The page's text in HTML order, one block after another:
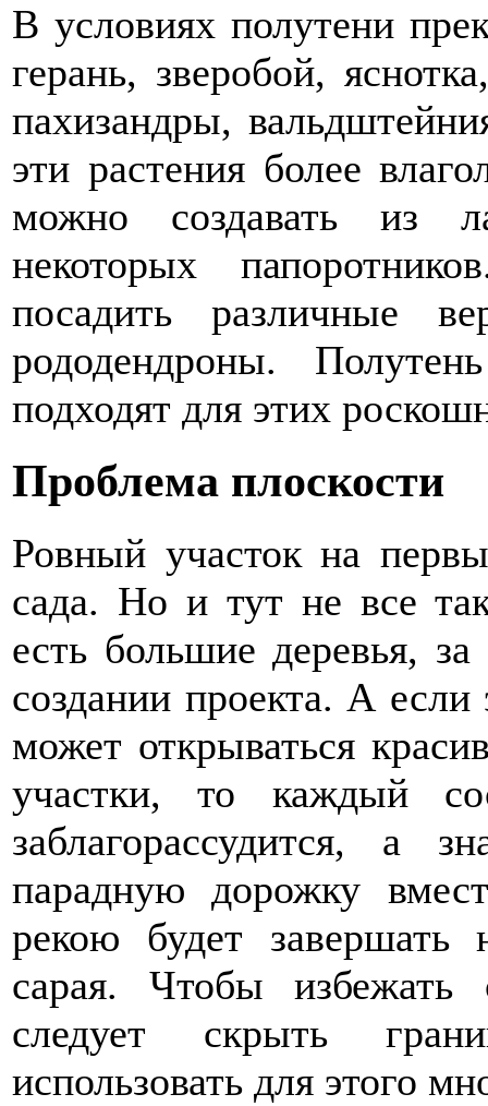
В условиях полутени
герань, зверобой,
пахизандры,
эти растения более
можно создавать из
некоторых
посадить различные
рододендроны.
подходят для этих
Проблема плоскости
Ровный участок на
сада. Но и тут не все
есть большие деревья,
создании проекта. А
может открываться
участки, то каждый
заблагорассудится, а
парадную дорожку
рекою будет завершать
сарая. Чтобы избежать
следует скрыть
использовать для этого